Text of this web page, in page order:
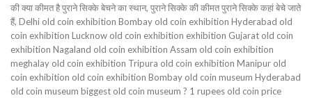
की क्या कीमत है पुराने सिक्के बेचने का स्थान, पुराने सिक्के की कीमत पुराने सिक्के कहां बेचे जाते
हैं, Delhi old coin exhibition Bombay old coin exhibition Hyderabad old
coin exhibition Lucknow old coin exhibition exhibition Gujarat old coin
exhibition Nagaland old coin exhibition Assam old coin exhibition
meghalay old coin exhibition Tripura old coin exhibition Manipur old
coin exhibition old coin exhibition Bombay old coin museum Hyderabad
old coin museum biggest old coin museum ? 1 rupees old coin price